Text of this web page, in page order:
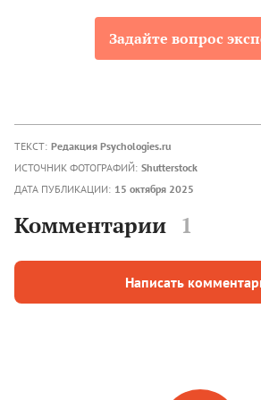
Задайте вопрос
ТЕКСТ: Редакция Psychologies.ru
ИСТОЧНИК ФОТОГРАФИЙ: Shutterstock
ДАТА ПУБЛИКАЦИИ: 15 октября 2025
Комментарии 1
Написать